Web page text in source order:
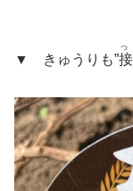
▼ きゅうりも”
つ